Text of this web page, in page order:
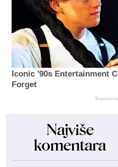
Iconic '90s Entertainment
Forget
Najviše
komentara